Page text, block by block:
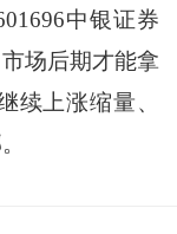
中银证券
场后期才能拿
续上涨缩量、